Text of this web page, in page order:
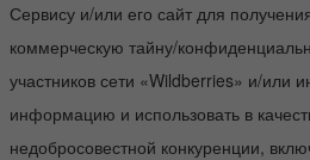
Сервису и/или его сайт для
коммерческую тайну/
участников сети «Wildberries» и/или
информацию и использовать в
недобросовестной конкуренции,